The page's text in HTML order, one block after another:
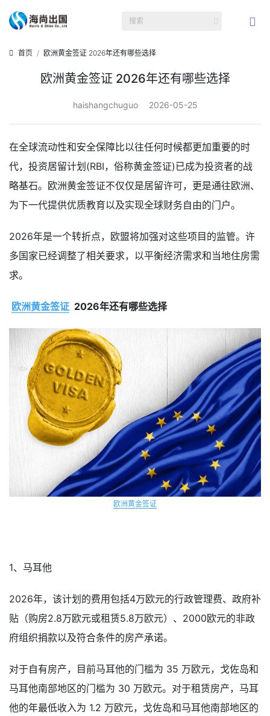
首页 欧洲黄金签证 2026年还有哪些选择
欧洲黄金签证 2026年还有哪些选择
haishangchuguo 2026-05-25
在全球流动性和安全保障比以往任何时候都更加重要的时
代，投资居留计划(RBI，俗称黄金签证)已成为投资者的战
略基石。欧洲黄金签证不仅仅是居留许可，更是通往欧洲、
为下一代提供优质教育以及实现全球财务自由的门户。
2026年是一个转折点，欧盟将加强对这些项目的监管。许
多国家已经调整了相关要求，以平衡经济需求和当地住房需
求。
欧洲黄金签证 2026年还有哪些选择
欧洲黄金签证
1、马耳他
2026年，该计划的费用包括4万欧元的行政管理费、政府补
贴（购房2.8万欧元或租赁5.8万欧元）、2000欧元的非政
府组织捐款以及符合条件的房产承诺。
对于自有房产，目前马耳他的门槛为 35 万欧元，戈佐岛和
马耳他南部地区的门槛为 30 万欧元。对于租赁房产，马耳
他的年最低收入为 1.2 万欧元，戈佐岛和马耳他南部地区的